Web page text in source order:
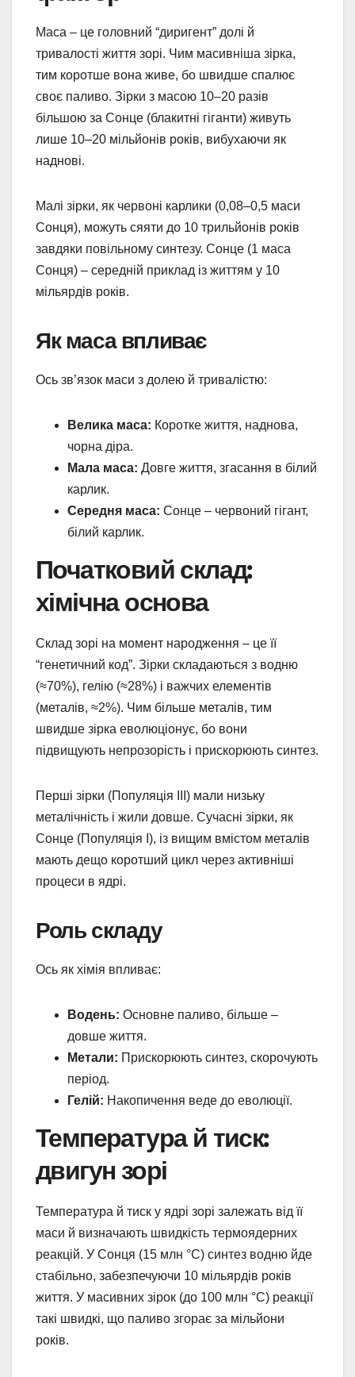
Маса – це головний “диригент” долі й
тривалості життя зорі. Чим масивніша зірка,
тим коротше вона живе, бо швидше спалює
своє паливо. Зірки з масою 10–20 разів
більшою за Сонце (блакитні гіганти) живуть
лише 10–20 мільйонів років, вибухаючи як
наднові.
Малі зірки, як червоні карлики (0,08–0,5 маси
Сонця), можуть сяяти до 10 трильйонів років
завдяки повільному синтезу. Сонце (1 маса
Сонця) – середній приклад із життям у 10
мільярдів років.
Як маса впливає
Ось зв’язок маси з долею й тривалістю:
Велика маса: Коротке життя, наднова,
чорна діра.
Мала маса: Довге життя, згасання в білий
карлик.
Середня маса: Сонце – червоний гігант,
білий карлик.
Початковий склад:
хімічна основа
Склад зорі на момент народження – це її
“генетичний код”. Зірки складаються з водню
(≈70%), гелію (≈28%) і важчих елементів
(металів, ≈2%). Чим більше металів, тим
швидше зірка еволюціонує, бо вони
підвищують непрозорість і прискорюють синтез.
Перші зірки (Популяція III) мали низьку
металічність і жили довше. Сучасні зірки, як
Сонце (Популяція I), із вищим вмістом металів
мають дещо коротший цикл через активніші
процеси в ядрі.
Роль складу
Ось як хімія впливає:
Водень: Основне паливо, більше –
довше життя.
Метали: Прискорюють синтез, скорочують
період.
Гелій: Накопичення веде до еволюції.
Температура й тиск:
двигун зорі
Температура й тиск у ядрі зорі залежать від її
маси й визначають швидкість термоядерних
реакцій. У Сонця (15 млн °C) синтез водню йде
стабільно, забезпечуючи 10 мільярдів років
життя. У масивних зірок (до 100 млн °C) реакції
такі швидкі, що паливо згорає за мільйони
років.